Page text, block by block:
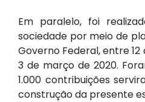
Em paralelo, foi
sociedade por meio de
Governo Federal, entre 12
3 de março de 2020.
1.000 contribuições
construção da presente